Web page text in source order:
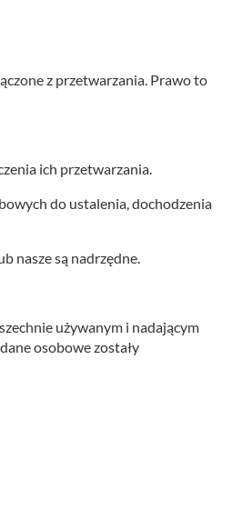
z przetwarzania. Prawo to
ich przetwarzania.
do ustalenia, dochodzenia
nasze są nadrzędne.
używanym i nadającym
osobowe zostały